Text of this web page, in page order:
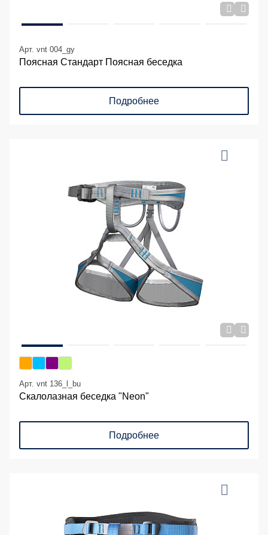
Арт. vnt 004_gy
Поясная Стандарт Поясная беседка
Подробнее
Арт. vnt 136_l_bu
Скалолазная беседка "Neon"
Подробнее